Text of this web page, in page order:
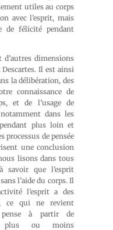
utiles au corps
avec l’esprit, mais
de félicité pendant
dimensions
Il est ainsi
la délibération, des
connaissance de
et de l’usage de
dans les
plus loin et
processus de pensée
une conclusion
lisons dans tous
savoir que l’esprit
l’aide du corps. Il
l’esprit a des
ce qui ne revient
à partir de
plus ou moins